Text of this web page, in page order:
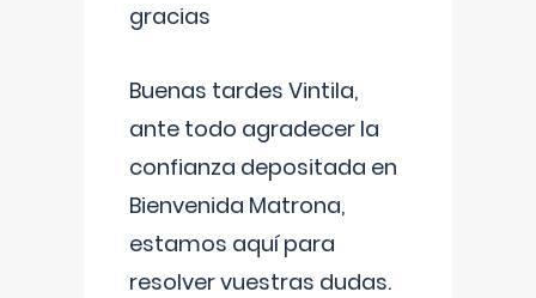
gracias
Buenas tardes Vintila,
ante todo agradecer la
confianza depositada en
Bienvenida Matrona,
estamos aquí para
resolver vuestras dudas.